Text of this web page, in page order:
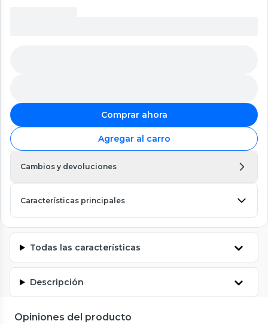
Comprar ahora
Agregar al carro
Cambios y devoluciones
Características principales
Todas las características
Descripción
Opiniones del producto